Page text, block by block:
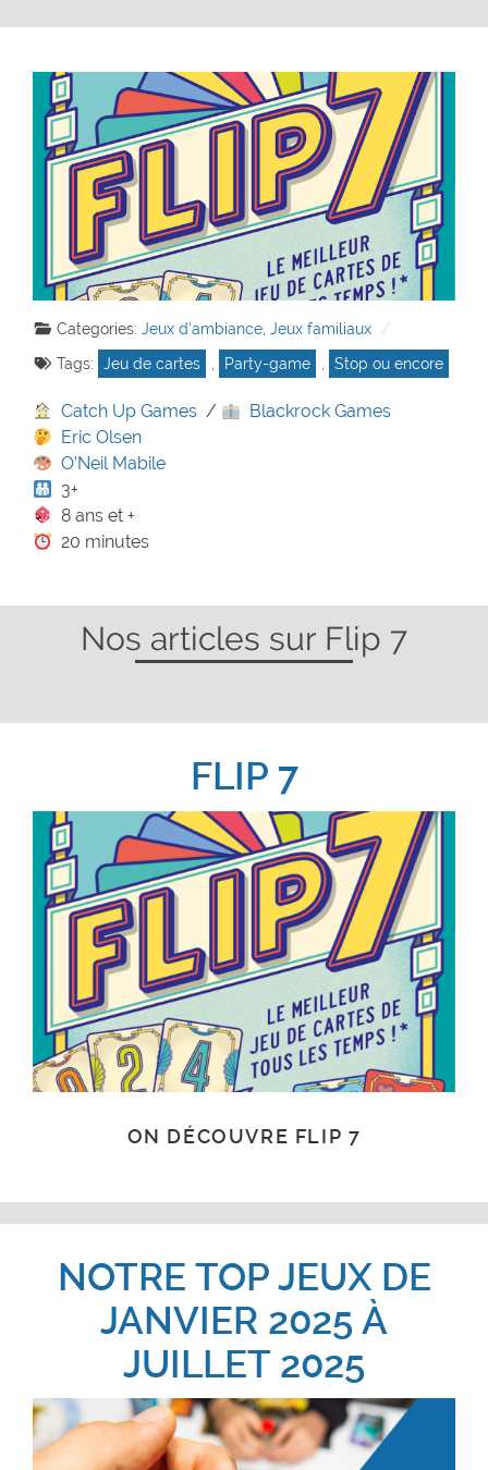
Categories: Jeux d'ambiance, Jeux familiaux
Tags:
Jeu de cartes , Party-game , Stop ou encore
Catch Up Games /
Blackrock Games
Eric Olsen
O'Neil Mabile
3+
8 ans et +
20 minutes
Nos articles sur Flip 7
FLIP 7
ON DÉCOUVRE FLIP 7
NOTRE TOP JEUX DE
JANVIER 2025 À
JUILLET 2025